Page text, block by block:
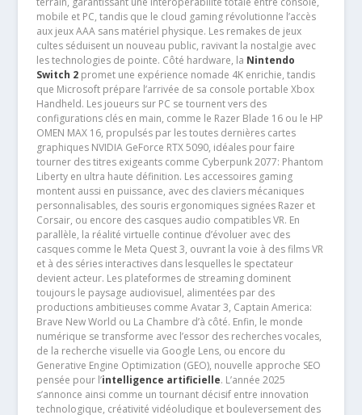
mobile et PC, tandis que le cloud gaming révolutionne l’accès
aux jeux AAA sans matériel physique. Les remakes de jeux
cultes séduisent un nouveau public, ravivant la nostalgie avec
les technologies de pointe. Côté hardware, la Nintendo
Switch 2promet une expérience nomade 4K enrichie, tandis
que Microsoft prépare l’arrivée de sa console portable Xbox
Handheld. Les joueurs sur PC se tournent vers des
configurations clés en main, comme le Razer Blade 16 ou le HP
OMEN MAX 16, propulsés par les toutes dernières cartes
graphiques NVIDIA GeForce RTX 5090, idéales pour faire
tourner des titres exigeants comme Cyberpunk 2077: Phantom
Liberty en ultra haute définition. Les accessoires gaming
montent aussi en puissance, avec des claviers mécaniques
personnalisables, des souris ergonomiques signées Razer et
Corsair, ou encore des casques audio compatibles VR. En
parallèle, la réalité virtuelle continue d’évoluer avec des
casques comme le Meta Quest 3, ouvrant la voie à des films VR
et à des séries interactives dans lesquelles le spectateur
devient acteur. Les plateformes de streaming dominent
toujours le paysage audiovisuel, alimentées par des
productions ambitieuses comme Avatar 3, Captain America:
Brave New World ou La Chambre d’à côté. Enfin, le monde
numérique se transforme avec l’essor des recherches vocales,
de la recherche visuelle via Google Lens, ou encore du
Generative Engine Optimization (GEO), nouvelle approche SEO
pensée pour l’intelligence artificielle. L’année 2025
s’annonce ainsi comme un tournant décisif entre innovation
technologique, créativité vidéoludique et bouleversement des